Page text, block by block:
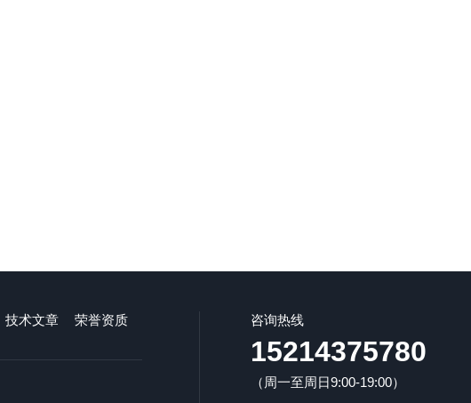
技术文章 荣誉资质 咨询热线
15214375780
（周一至周日9:00-19:00）